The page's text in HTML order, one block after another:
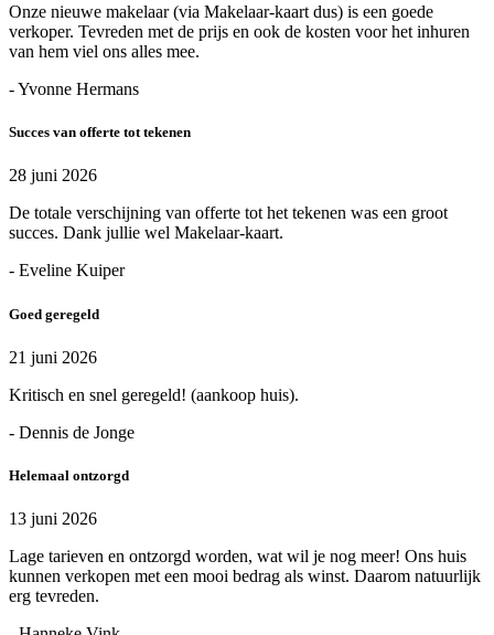
Onze nieuwe makelaar (via Makelaar-kaart dus) is een goede
verkoper. Tevreden met de prijs en ook de kosten voor het inhuren
van hem viel ons alles mee.
- Yvonne Hermans
Succes van offerte tot tekenen
28 juni 2026
De totale verschijning van offerte tot het tekenen was een groot
succes. Dank jullie wel Makelaar-kaart.
- Eveline Kuiper
Goed geregeld
21 juni 2026
Kritisch en snel geregeld! (aankoop huis).
- Dennis de Jonge
Helemaal ontzorgd
13 juni 2026
Lage tarieven en ontzorgd worden, wat wil je nog meer! Ons huis
kunnen verkopen met een mooi bedrag als winst. Daarom natuurlijk
erg tevreden.